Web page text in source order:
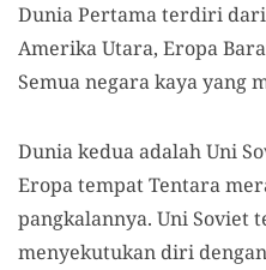
Dunia Pertama terdiri
Amerika Utara, Eropa
Semua negara kaya yang
Dunia kedua adalah Uni
Eropa tempat Tentara
pangkalannya. Uni Soviet
menyekutukan diri